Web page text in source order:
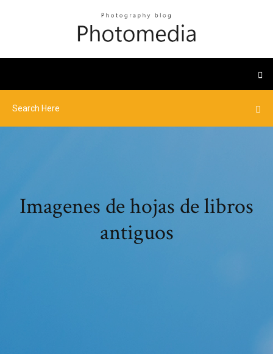
Imagenes de hojas de libros
antiguos